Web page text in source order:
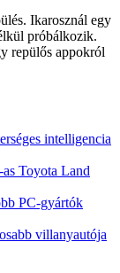
Ikarosznál egy
próbálkozik.
repülős appokról
intelligencia
Toyota Land
PC-gyártók
villanyautója